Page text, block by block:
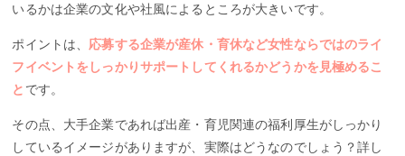
いるかは企業の文化や社風によるところが大きいです。
ポイントは、 応募する企業が産休・育休など女性ならではのライ
フイベントをしっかりサポートしてくれるかどうかを見極めるこ
と です。
その点、大手企業であれば出産・育児関連の福利厚生がしっかり
しているイメージがありますが、実際はどうなのでしょう？詳し